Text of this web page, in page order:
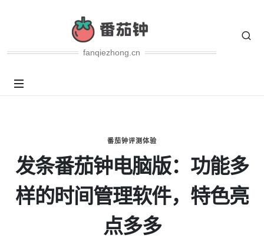
fanqiezhong.cn
番茄钟评测体验
发条番茄钟电脑版：功能多
样的时间管理软件，特色亮
点多多